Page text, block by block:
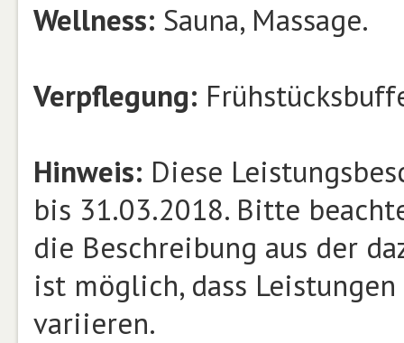
Wellness: Sauna, Massage.
Verpflegung:
Hinweis: Diese
bis 31.03.2018. Bitte
die Beschreibung aus der
ist möglich, dass
variieren.